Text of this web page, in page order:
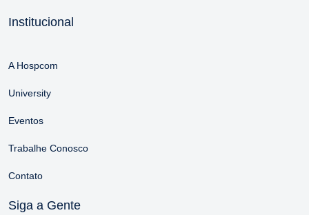
Institucional
A Hospcom
University
Eventos
Trabalhe Conosco
Contato
Siga a Gente